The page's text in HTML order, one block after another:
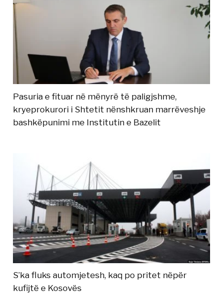
Pasuria e fituar në mënyrë të paligjshme,
kryeprokurori i Shtetit nënshkruan marrëveshje
bashkëpunimi me Institutin e Bazelit
S’ka fluks automjetesh, kaq po pritet nëpër
kufijtë e Kosovës